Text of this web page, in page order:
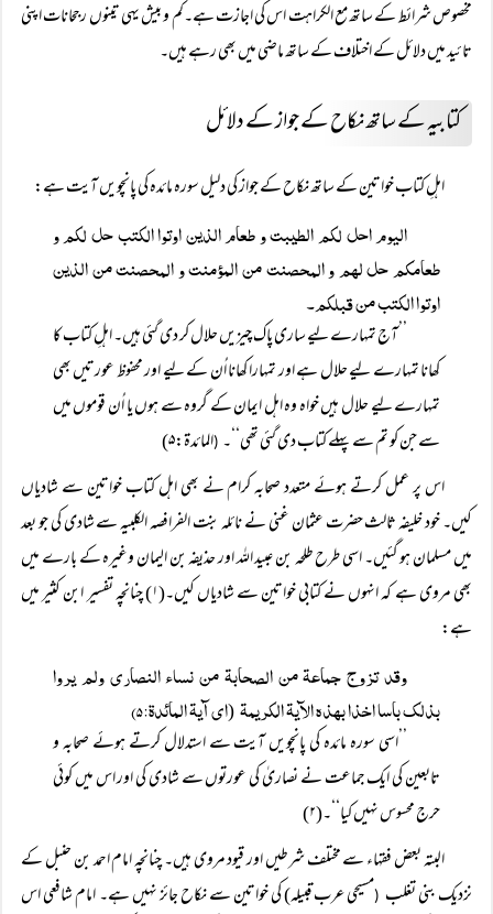
مخصوص شرائط کے ساتھ مع الکراہت اس کی اجازت ہے۔کم و بیش یہی تینوں رجحانات اپنی
تائید میں دلائل کے اختلاف کے ساتھ ماضی میں بھی رہے ہیں۔
کتابیہ کے ساتھ نکاح کے جواز کے دلائل
اہلِ کتاب خواتین کے ساتھ نکاح کے جواز کی دلیل سورہ مائدہ کی پانچویں آیت ہے:
الیوم احل لکم الطیبت و طعام الذین اوتوا الکتب حل لکم و
طعامکم حل لہم و المحصنت من المؤمنت و المحصنت من الذین
اوتوا الکتب من قبلکم۔
’’آج تمہارے لیے ساری پاک چیزیں حلال کر دی گئی ہیں۔ اہلِ کتاب کا
کھانا تمہارے لیے حلال ہے اور تمہارا کھانا اُن کے لیے اور محفوظ عورتیں بھی
تمہارے لیے حلال ہیں خواہ وہ اہل ایمان کے گروہ سے ہوں یا اُن قوموں میں
سے جن کو تم سے پہلے کتاب دی گئی تھی‘‘۔ (المائدۃ:۵)
اس پر عمل کرتے ہوئے متعدد صحابہ کرام نے بھی اہل کتاب خواتین سے شادیاں
کیں۔ خود خلیفہ ثالث حضرت عثمان غنی نے نائلہ بنت الفرافصہ الکلبیہ سے شادی کی جو بعد
میں مسلمان ہو گئیں۔ اسی طرح طلحہ بن عبید اللہ اور حذیفہ بن الیمان وغیرہ کے بارے میں
بھی مروی ہے کہ انہوں نے کتابی خواتین سے شادیاں کیں۔(۱) چنانچہ تفسیر ابن کثیر میں
ہے:
وقد تزوج جماعۃ من الصحابۃ من نساء النصاری ولم یروا
بذلک باسا اخذا بہذہ الآیۃ الکریمۃ(ای آیۃ المائدۃ:۵)
’’اسی سورہ مائدہ کی پانچویں آیت سے استدلال کرتے ہوئے صحابہ و
تابعین کی ایک جماعت نے نصاریٰ کی عورتوں سے شادی کی اور اس میں کوئی
حرج محسوس نہیں کیا‘‘۔(۲)
البتہ بعض فقہاء سے مختلف شرطیں اور قیود مروی ہیں۔ چنانچہ امام احمد بن حنبل کے
نزدیک بنی تغلب (مسیحی عرب قبیلہ) کی خواتین سے نکاح جائز نہیں ہے۔ امام شافعی اس